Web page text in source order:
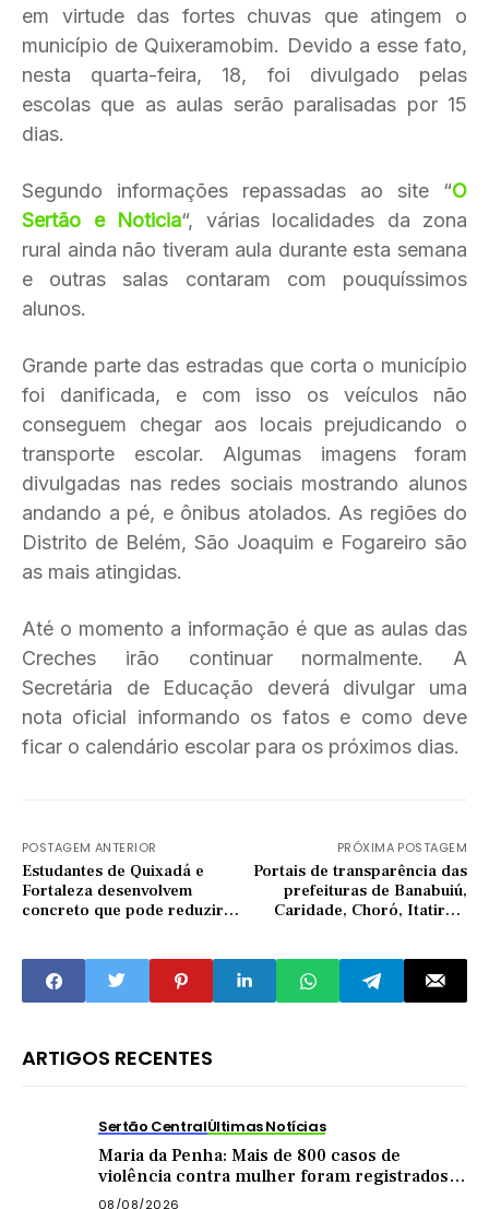
em virtude das fortes chuvas que atingem o
município de Quixeramobim. Devido a esse fato,
nesta quarta-feira, 18, foi divulgado pelas
escolas que as aulas serão paralisadas por 15
dias.
Segundo informações repassadas ao site “O
Sertão e Noticia“, várias localidades da zona
rural ainda não tiveram aula durante esta semana
e outras salas contaram com pouquíssimos
alunos.
Grande parte das estradas que corta o município
foi danificada, e com isso os veículos não
conseguem chegar aos locais prejudicando o
transporte escolar. Algumas imagens foram
divulgadas nas redes sociais mostrando alunos
andando a pé, e ônibus atolados. As regiões do
Distrito de Belém, São Joaquim e Fogareiro são
as mais atingidas.
Até o momento a informação é que as aulas das
Creches irão continuar normalmente. A
Secretária de Educação deverá divulgar uma
nota oficial informando os fatos e como deve
ficar o calendário escolar para os próximos dias.
POSTAGEM ANTERIOR
Estudantes de Quixadá e
Fortaleza desenvolvem
concreto que pode reduzir
PRÓXIMA POSTAGEM
Portais de transparência das
prefeituras de Banabuiú,
Caridade, Choró, Itatira e
ARTIGOS RECENTES
Sertão CentralÚltimas Notícias
Maria da Penha: Mais de 800 casos de
violência contra mulher foram registrados
no Sertão Central este ano
08/08/2026